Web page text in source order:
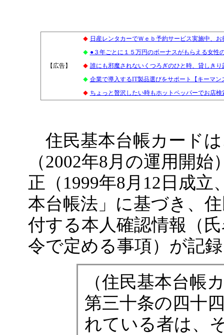
【広告】
◆ 日産レンタカーでＷｅｂ予約サービス実施中、
◆ ●３年ごとに１５万円のボーナスがもらえる女性
◆ 誰にも邪魔されないくつろぎのひと時、貸しき
◆ 企業で導入するIT製品選びをサポート【キーマン
◆ ちょっと贅沢したい時もホットペッパーでお店
住民基本台帳カード
（2002年8月の運用開
正（1999年8月12日成
本台帳法」に基づき、
付する本人確認情報（
令で定める事項）が記
（住民基本台帳
第三十条の四十
れている者は、